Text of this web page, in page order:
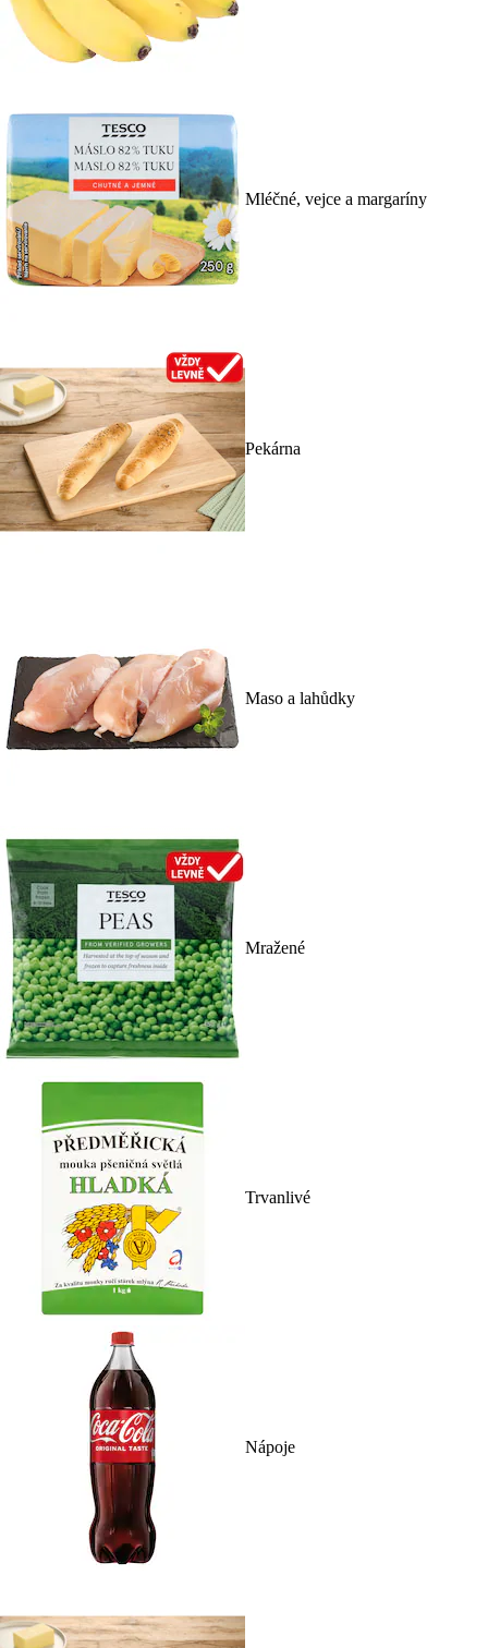
Mléčné, vejce a margaríny
Pekárna
Maso a lahůdky
Mražené
Trvanlivé
Nápoje